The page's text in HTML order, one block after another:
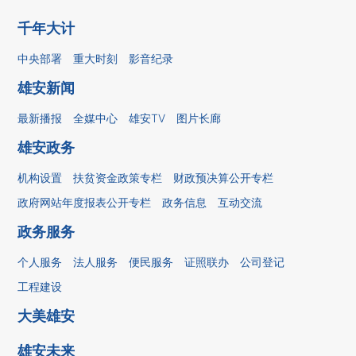
千年大计
中央部署 重大时刻 影音纪录
雄安新闻
最新播报 全媒中心 雄安TV 图片长廊
雄安政务
机构设置 扶贫资金政策专栏
财政预决算公开专栏
政府网站年度报表公开专栏
政务信息 互动交流
政务服务
个人服务 法人服务 便民服务 证照联办
公司登记
工程建设
大美雄安
雄安未来